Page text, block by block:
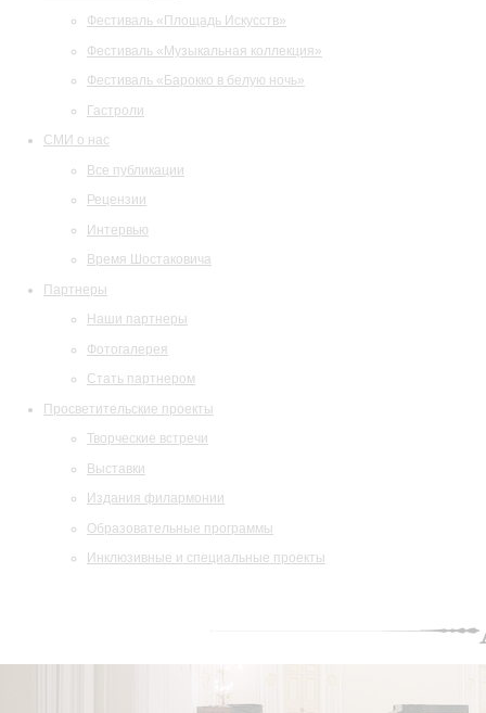
Фестиваль «Площадь Искусств»
Фестиваль «Музыкальная коллекция»
Фестиваль «Барокко в белую ночь»
Гастроли
СМИ о нас
Все публикации
Рецензии
Интервью
Время Шостаковича
Партнеры
Наши партнеры
Фотогалерея
Стать партнером
Просветительские проекты
Творческие встречи
Выставки
Издания филармонии
Образовательные программы
Инклюзивные и специальные проекты